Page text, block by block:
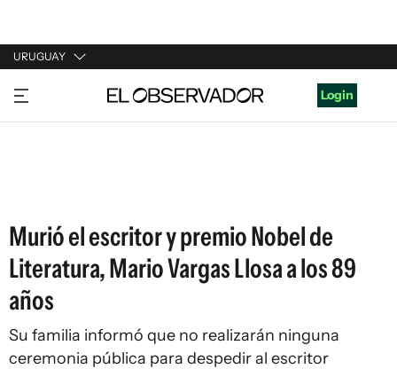
URUGUAY
URUGUAY
ARGENTINA
Login
Murió el escritor y premio Nobel de
Literatura, Mario Vargas Llosa a los 89
años
Su familia informó que no realizarán ninguna
ceremonia pública para despedir al escritor